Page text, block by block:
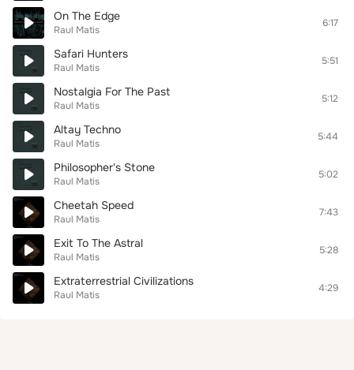
On The Edge
Raul Matis
6:17
Safari Hunters
Raul Matis
5:51
Nostalgia For The Past
Raul Matis
5:12
Altay Techno
Raul Matis
5:44
Philosopher's Stone
Raul Matis
5:02
Cheetah Speed
Raul Matis
7:43
Exit To The Astral
Raul Matis
5:28
Extraterrestrial Civilizations
Raul Matis
4:29